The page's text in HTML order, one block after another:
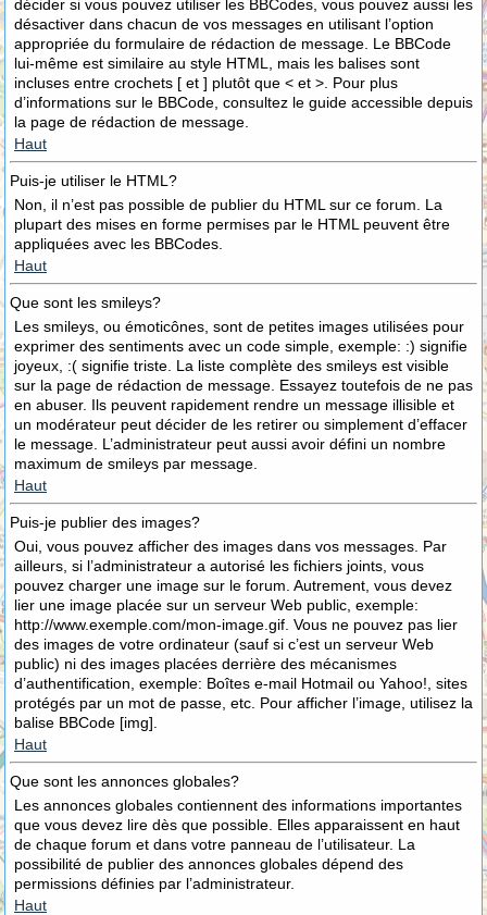
décider si vous pouvez utiliser les BBCodes, vous pouvez aussi les
désactiver dans chacun de vos messages en utilisant l’option
appropriée du formulaire de rédaction de message. Le BBCode
lui-même est similaire au style HTML, mais les balises sont
incluses entre crochets [ et ] plutôt que < et >. Pour plus
d’informations sur le BBCode, consultez le guide accessible depuis
la page de rédaction de message.
Haut
Puis-je utiliser le HTML?
Non, il n’est pas possible de publier du HTML sur ce forum. La
plupart des mises en forme permises par le HTML peuvent être
appliquées avec les BBCodes.
Haut
Que sont les smileys?
Les smileys, ou émoticônes, sont de petites images utilisées pour
exprimer des sentiments avec un code simple, exemple: :) signifie
joyeux, :( signifie triste. La liste complète des smileys est visible
sur la page de rédaction de message. Essayez toutefois de ne pas
en abuser. Ils peuvent rapidement rendre un message illisible et
un modérateur peut décider de les retirer ou simplement d’effacer
le message. L’administrateur peut aussi avoir défini un nombre
maximum de smileys par message.
Haut
Puis-je publier des images?
Oui, vous pouvez afficher des images dans vos messages. Par
ailleurs, si l’administrateur a autorisé les fichiers joints, vous
pouvez charger une image sur le forum. Autrement, vous devez
lier une image placée sur un serveur Web public, exemple:
http://www.exemple.com/mon-image.gif. Vous ne pouvez pas lier
des images de votre ordinateur (sauf si c’est un serveur Web
public) ni des images placées derrière des mécanismes
d’authentification, exemple: Boîtes e-mail Hotmail ou Yahoo!, sites
protégés par un mot de passe, etc. Pour afficher l’image, utilisez la
balise BBCode [img].
Haut
Que sont les annonces globales?
Les annonces globales contiennent des informations importantes
que vous devez lire dès que possible. Elles apparaissent en haut
de chaque forum et dans votre panneau de l’utilisateur. La
possibilité de publier des annonces globales dépend des
permissions définies par l’administrateur.
Haut